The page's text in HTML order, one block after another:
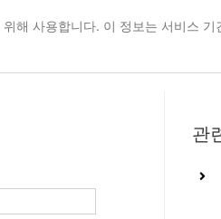
해 사용합니다. 이 정보는 서비스 기
관